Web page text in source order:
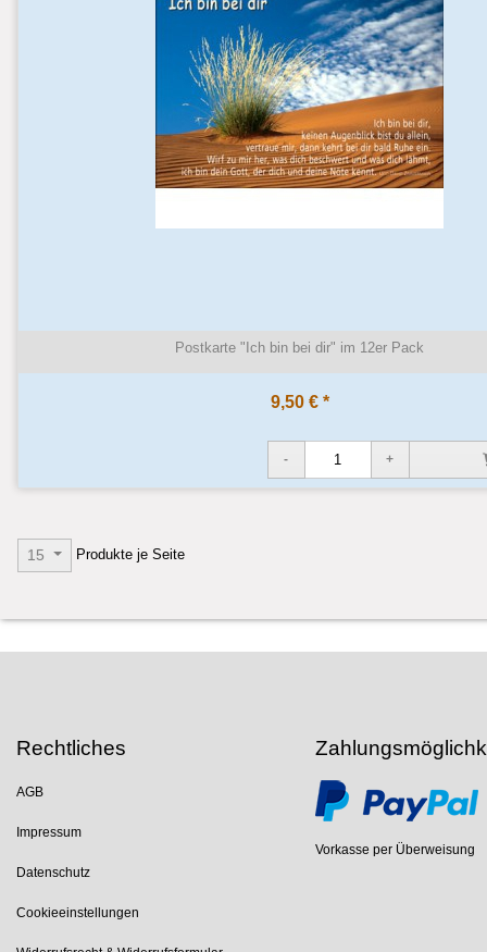
Postkarte "Ich bin bei dir" im 12er Pack
9,50 € *
15 Produkte je Seite
Rechtliches
AGB
Impressum
Datenschutz
Cookieeinstellungen
Vorkasse per Überweisung